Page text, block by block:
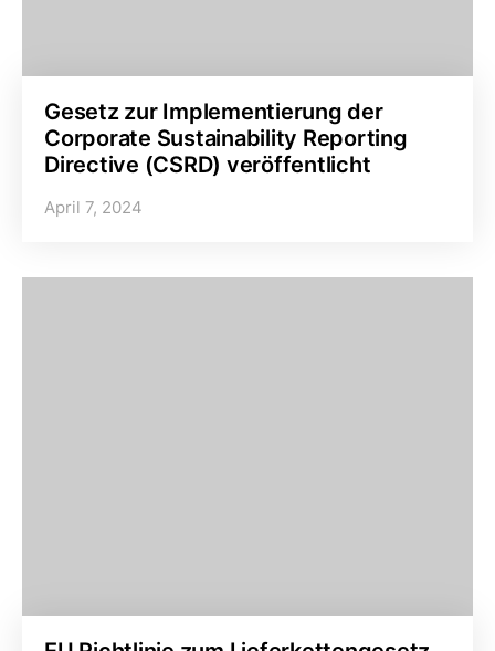
Gesetz zur Implementierung der
Corporate Sustainability Reporting
Directive (CSRD) veröffentlicht
April 7, 2024